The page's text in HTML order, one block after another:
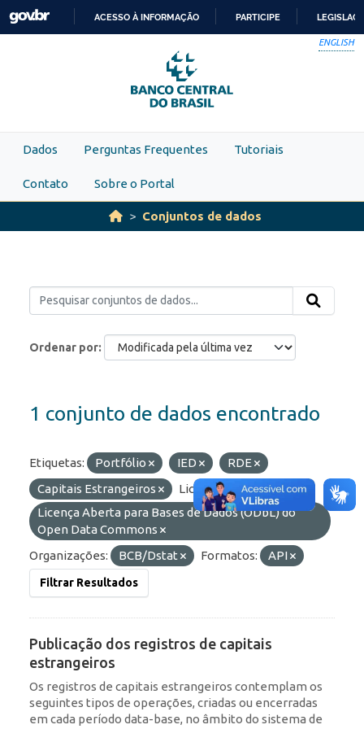
Skip to main content
PARA
O
CONTEÚDO
ACESSO À INFORMAÇÃO PARTICIPE
ENGLISH
Dados Perguntas Frequentes Tutoriais
Contato Sobre o Portal
Conjuntos de dados
Ordenar por
1 conjunto de dados encontrado
Etiquetas: Portfólio IED
RDE
Capitais Estrangeiros
Licenças:
Licença Aberta para Bases de Dados (ODbL) do
Open Data Commons
Organizações:
BCB/Dstat Formatos: API
Filtrar Resultados
Publicação dos registros de capitais
estrangeiros
Os registros de capitais estrangeiros contemplam os
seguintes tipos de operações, criadas ou encerradas
em cada período data-base, no âmbito do sistema de